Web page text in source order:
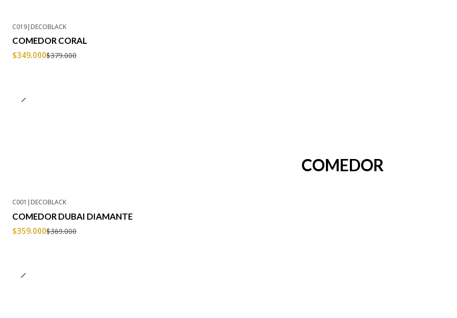
C019|DECOBLACK
COMEDOR CORAL
$349.000$379.000
COMEDOR
Agotado
C001 |DECOBLACK
COMEDOR DUBAI DIAMANTE
$359.000$369.000